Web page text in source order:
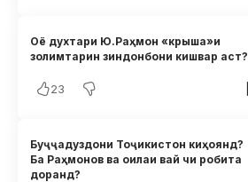
Оё духтари Ю.Раҳмон «крыша»и
золимтарин зиндонбони кишвар аст?
23
Буҷҷадуздони Тоҷикистон киҳоянд?
Ба Раҳмонов ва оилаи вай чи робита
доранд?